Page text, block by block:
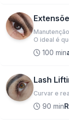
O ideal é
100 min
Lash
Curvar e
90 min